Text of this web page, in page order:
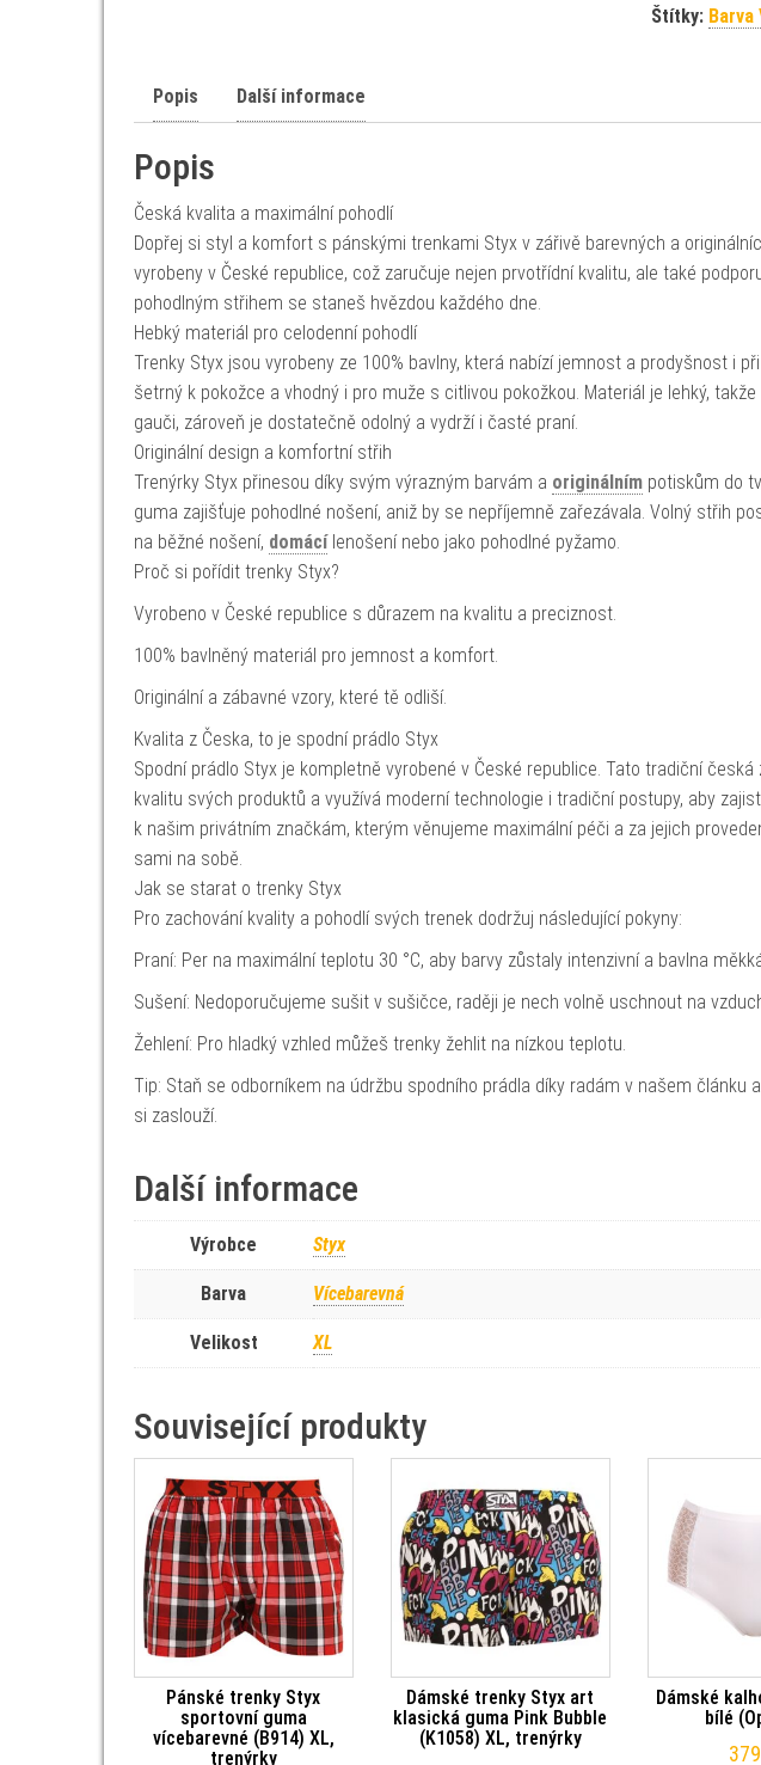
Štítky: Barva
Popis Další informace
Popis
Česká kvalita a maximální pohodlí
Dopřej si styl a komfort s pánskými trenkami Styx v zářivě barevných a
vyrobeny v České republice, což zaručuje nejen prvotřídní kvalitu, ale také
pohodlným střihem se staneš hvězdou každého dne.
Hebký materiál pro celodenní pohodlí
Trenky Styx jsou vyrobeny ze 100% bavlny, která nabízí jemnost a prodyšnost i
šetrný k pokožce a vhodný i pro muže s citlivou pokožkou. Materiál je lehký,
gauči, zároveň je dostatečně odolný a vydrží i časté praní.
Originální design a komfortní střih
Trenýrky Styx přinesou díky svým výrazným barvám a originálním potiskům do
guma zajišťuje pohodlné nošení, aniž by se nepříjemně zařezávala. Volný střih
na běžné nošení, domácílenošení nebo jako pohodlné pyžamo.
Proč si pořídit trenky Styx?
Vyrobeno v České republice s důrazem na kvalitu a preciznost.
100% bavlněný materiál pro jemnost a komfort.
Originální a zábavné vzory, které tě odliší.
Kvalita z Česka, to je spodní prádlo Styx
Spodní prádlo Styx je kompletně vyrobené v České republice. Tato tradiční
kvalitu svých produktů a využívá moderní technologie i tradiční postupy, aby
k našim privátním značkám, kterým věnujeme maximální péči a za jejich
sami na sobě.
Jak se starat o trenky Styx
Pro zachování kvality a pohodlí svých trenek dodržuj následující pokyny:
Praní: Per na maximální teplotu 30 °C, aby barvy zůstaly intenzivní a bavlna
Sušení: Nedoporučujeme sušit v sušičce, raději je nech volně uschnout na
Žehlení: Pro hladký vzhled můžeš trenky žehlit na nízkou teplotu.
Tip: Staň se odborníkem na údržbu spodního prádla díky radám v našem článku
si zaslouží.
Další informace
Výrobce Styx
Barva Vícebarevná
Velikost XL
Související produkty
Pánské trenky Styx
sportovní guma
vícebarevné (B914) XL,
trenýrky
Dámské trenky Styx art
klasická guma Pink Bubble
(K1058) XL, trenýrky
Dámské
bílé
379